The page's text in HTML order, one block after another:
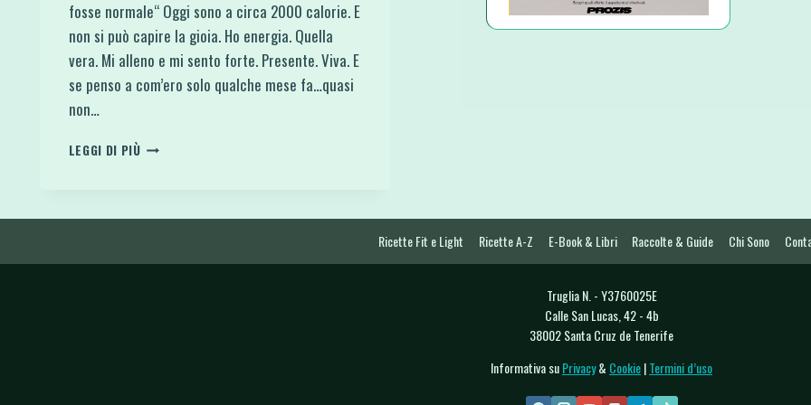
fosse normale“ Oggi sono a circa 2000 calorie. E
non si può capire la gioia. Ho energia. Quella
vera. Mi alleno e mi sento forte. Presente. Viva. E
se penso a com’ero solo qualche mese fa…quasi
non…
LEGGI DI PIÙMI
E
Ricette Fit e Light Ricette A-Z E-Book & Libri Raccolte & Guide Chi Sono
Truglia N. - Y3760025E
Calle San Lucas, 42 - 4b
38002 Santa Cruz de Tenerife
Informativa suPrivacy& Cookie|Termini d’uso